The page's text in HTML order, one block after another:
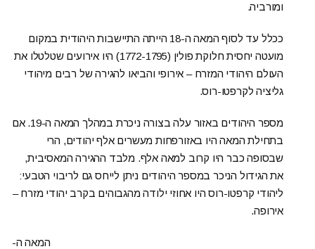
ומורביה.
ככלל עד לסוף המאה ה-18 הייתה התיישבות היהודית במקום
מועטה יחסית חלוקת פולין (1772-1795) היו אירועים שטלטלו את
העולם היהודי המזרח – אירופי והביאו להגירה של רבים מיהודי
גליציה לקרפטו-רוס.
מספר היהודים באזור עלה בצורה ניכרת במהלך המאה ה-19. אם
בתחילת המאה היו באזורפחות מעשרים אלף יהודים, הרי
שבסופה כבר היו קרוב למאה אלף. מלבד ההגירה המאסיבית,
את הגידול הניכר במספר היהודים ניתן לייחס גם לריבוי הטבעי:
ליהודי קרפטו-רוס היו אחוזי ילודה מהגבוהים בקרב יהודי מזרח –
אירופה.
המאה ה-